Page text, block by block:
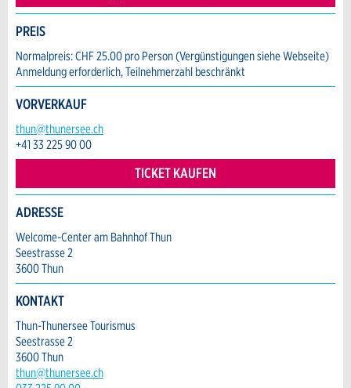
Nachricht
Zur Qualitätssicherung wird eine Kopie der E-
Mail an guidle übermittelt.
NACHRICHT SENDEN
* Eingabe erforderlich
ANZEIGE WEITEREMPFEHLEN
Strasse und Nr. *:
PLZ / Ort *:
E-Mail *:
Nachricht:
PREIS
Normalpreis: CHF 25.00 pro Person (Vergünstigungen siehe Webseite)
Anmeldung erforderlich, Teilnehmerzahl beschränkt
VORVERKAUF
thun@thunersee.ch
+41 33 225 90 00
TICKET KAUFEN
ADRESSE
Welcome-Center am Bahnhof Thun
Seestrasse 2
3600 Thun
KONTAKT
Thun-Thunersee Tourismus
Seestrasse 2
3600 Thun
thun@thunersee.ch